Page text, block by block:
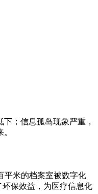
；信息孤岛现象严重，
平米的档案室被数字化
保效益，为医疗信息化